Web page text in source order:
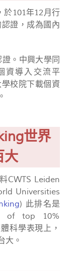
於101年12月行
證，成為國內
。中興大學同
資導入交流平
校院下載個資
世界
大
CWTS Leiden
Universities
) 此排名是
of top 10%
科學表現上，
大。